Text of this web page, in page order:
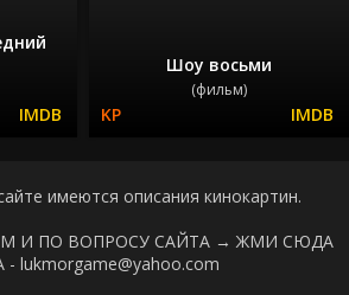
Шоу восьми
(фильм)
имеются описания кинокартин.
И ПО ВОПРОСУ САЙТА → ЖМИ СЮДА
lukmorgame@yahoo.com